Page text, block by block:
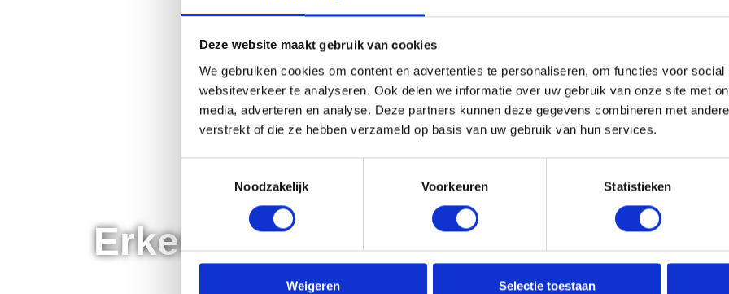
Deze website maakt gebruik van cookies
We gebruiken cookies om content en advertenties te personaliseren, om functies voor social
websiteverkeer te analyseren. Ook delen we informatie over uw gebruik van onze site met
media, adverteren en analyse. Deze partners kunnen deze gegevens combineren met
verstrekt of die ze hebben verzameld op basis van uw gebruik van hun services.
Noodzakelijk
Voorkeuren Statistieken
Weigeren Selectie toestaan
Erkende Verhuizers